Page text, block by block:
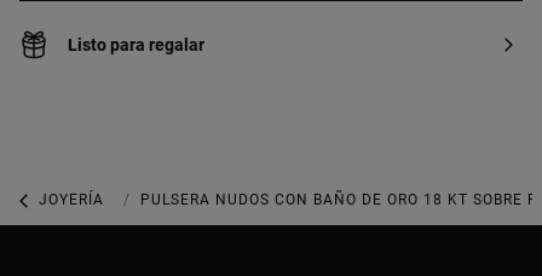
Listo para regalar
JOYERÍA JOYAS DE PLATA 925
PULSERA NUDOS CON BAÑO DE ORO 18 KT SOBRE